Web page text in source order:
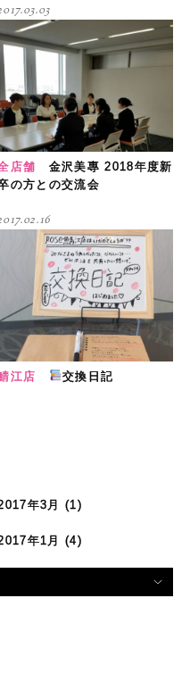
店舗
金沢美專 2018年度新
の方との交流会
江店 交換日記
年3月 (1)
年1月 (4)